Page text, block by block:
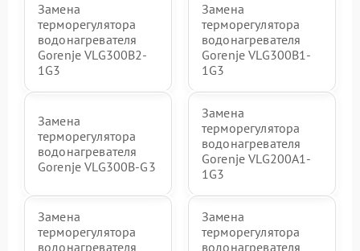
Замена
терморегулятора
водонагревателя
Gorenje VLG300B2-
1G3
Замена
терморегулятора
водонагревателя
Gorenje VLG300B1-
1G3
Замена
терморегулятора
водонагревателя
Gorenje VLG300B-G3
Замена
терморегулятора
водонагревателя
Gorenje VLG200А1-
1G3
Замена
терморегулятора
водонагревателя
Замена
терморегулятора
водонагревателя